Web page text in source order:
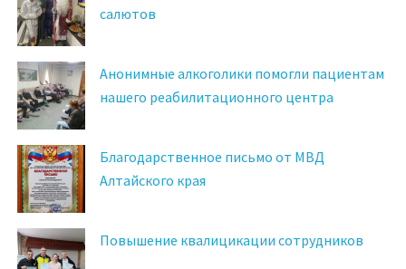
салютов
Анонимные алкоголики помогли пациентам
нашего реабилитационного центра
Благодарственное письмо от МВД
Алтайского края
Повышение квалицикации сотрудников